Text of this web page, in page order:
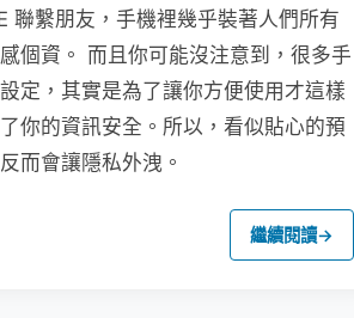
聯繫朋友，手機裡幾乎裝著人們所有
個資。 而且你可能沒注意到，很多手
定，其實是為了讓你方便使用才這樣
你的資訊安全。所以，看似貼心的預
而會讓隱私外洩。
繼續閱讀→